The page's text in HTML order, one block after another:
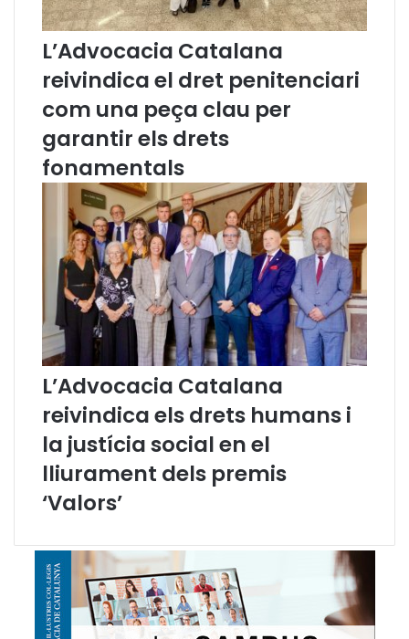
s
t
è
n
c
i
j
d
i
c
a
g
r
a
t
u
ï
t
a
a
m
a
d
v
o
c
L’Advocacia Catalana
reivindica el dret penitenciari
com una peça clau per
garantir els drets
fonamentals
L’Advocacia Catalana
reivindica els drets humans i
la justícia social en el
lliurament dels premis
‘Valors’